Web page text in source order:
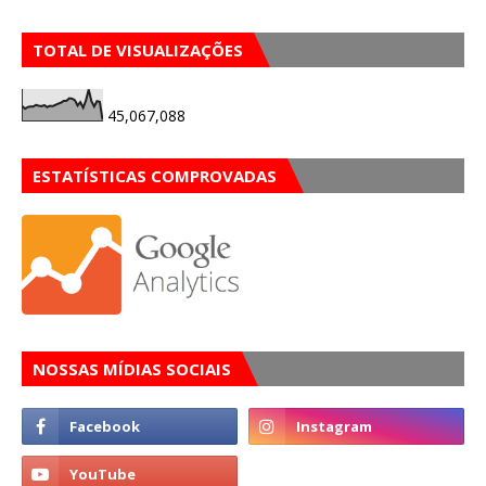
TOTAL DE VISUALIZAÇÕES
45,067,088
ESTATÍSTICAS COMPROVADAS
NOSSAS MÍDIAS SOCIAIS